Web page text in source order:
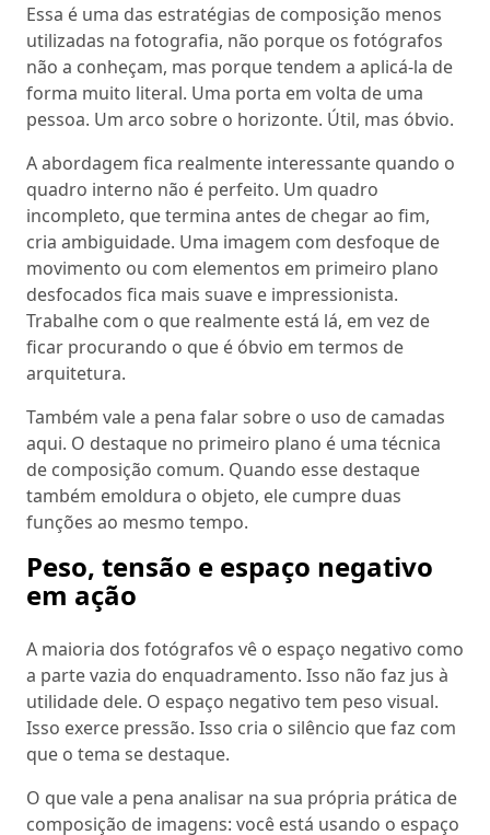
Essa é uma das estratégias de composição menos
utilizadas na fotografia, não porque os fotógrafos
não a conheçam, mas porque tendem a aplicá-la de
forma muito literal. Uma porta em volta de uma
pessoa. Um arco sobre o horizonte. Útil, mas óbvio.
A abordagem fica realmente interessante quando o
quadro interno não é perfeito. Um quadro
incompleto, que termina antes de chegar ao fim,
cria ambiguidade. Uma imagem com desfoque de
movimento ou com elementos em primeiro plano
desfocados fica mais suave e impressionista.
Trabalhe com o que realmente está lá, em vez de
ficar procurando o que é óbvio em termos de
arquitetura.
Também vale a pena falar sobre o uso de camadas
aqui. O destaque no primeiro plano é uma técnica
de composição comum. Quando esse destaque
também emoldura o objeto, ele cumpre duas
funções ao mesmo tempo.
Peso, tensão e espaço negativo
em ação
A maioria dos fotógrafos vê o espaço negativo como
a parte vazia do enquadramento. Isso não faz jus à
utilidade dele. O espaço negativo tem peso visual.
Isso exerce pressão. Isso cria o silêncio que faz com
que o tema se destaque.
O que vale a pena analisar na sua própria prática de
composição de imagens: você está usando o espaço